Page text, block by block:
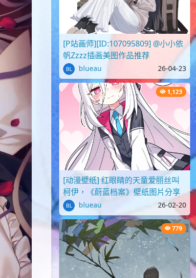
[P站画师][ID:107095809] @小小依
帆Zzzz插画美图作品推荐
blueau 26-04-23
1,123
[动漫壁纸] 红眼睛的天童爱丽丝叫
柯伊，《蔚蓝档案》壁纸图片分享
blueau 26-02-20
779